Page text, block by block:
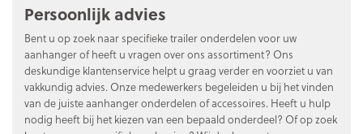
Persoonlijk advies
Bent u op zoek naar specifieke trailer onderdelen voor uw
aanhanger of heeft u vragen over ons assortiment? Ons
deskundige klantenservice helpt u graag verder en voorziet u van
vakkundig advies. Onze medewerkers begeleiden u bij het vinden
van de juiste aanhanger onderdelen of accessoires. Heeft u hulp
nodig heeft bij het kiezen van een bepaald onderdeel? Of op zoek